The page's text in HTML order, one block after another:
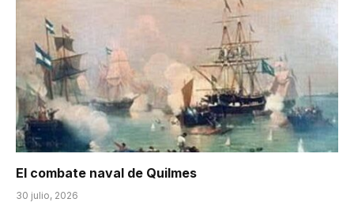
El combate naval de Quilmes
30 julio, 2026